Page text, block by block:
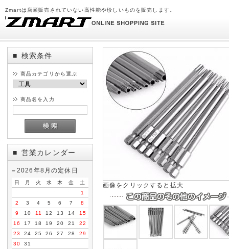
Zmartは店頭販売されていない高性能や珍しいものを販売します。
■ 検索条件
商品カテゴリから選ぶ
商品名を入力
■ 営業カレンダー
2026年8月の定休日
日 月 火 水 木 金
土
1
2
3 4 5 6 7
8
9
10 11 12 13 14
15
16
17 18 19 20 21
22
23
24 25 26 27 28
29
30
31
画像をクリックすると拡大